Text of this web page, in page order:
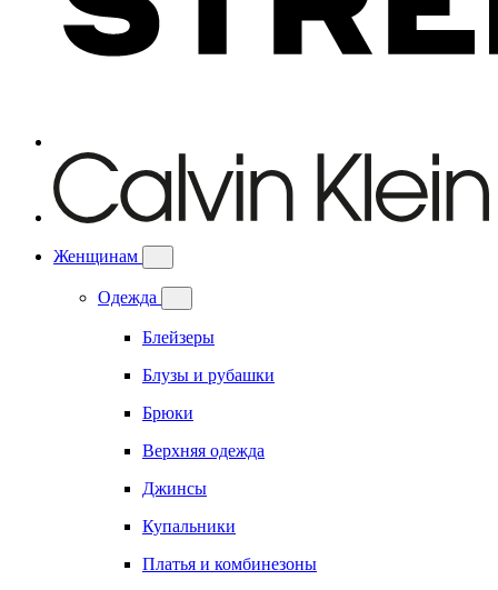
Женщинам
Одежда
Блейзеры
Блузы и рубашки
Брюки
Верхняя одежда
Джинсы
Купальники
Платья и комбинезоны